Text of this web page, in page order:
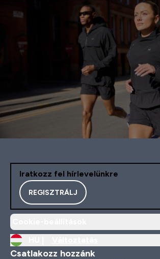
Iratkozz fel hírlevelünkre
REGISZTRÁLJ
Csatlakozz hozzánk